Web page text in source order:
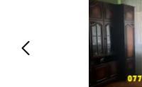
Animale de companie
Afaceri și
Inchiriere Bunuri si
Utilaje agricole si
Piese auto si accesorii
Dacia Duster